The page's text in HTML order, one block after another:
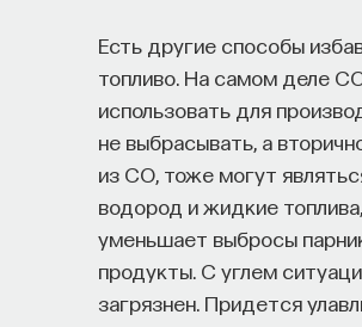
Есть другие способы
топливо. На самом деле
использовать для
не выбрасывать, а
из CO, тоже могут
водород и жидкие
уменьшает выбросы
продукты. С углем
загрязнен. Придется